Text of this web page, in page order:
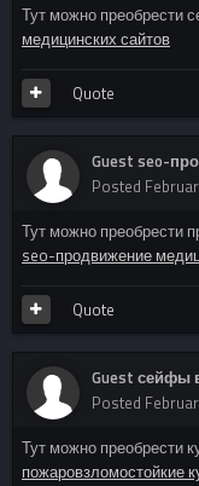
Тут можно преобрести
медицинских сайтов
Quote
Guest seo-
Posted
Тут можно преобрести
seo-продвижение
Quote
Guest сейфы
Posted
Тут можно преобрести
пожаровзломостойкие